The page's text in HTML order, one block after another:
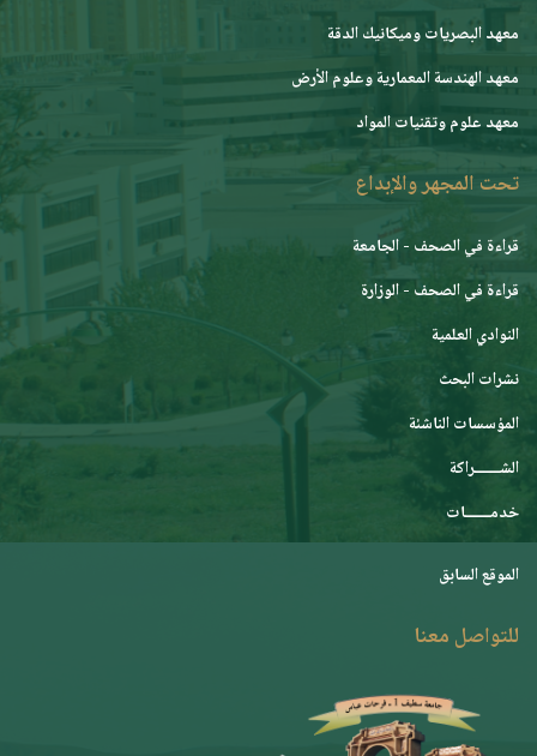
معهد البصريات وميكانيك الدقة
معهد الهندسة المعمارية وعلوم الأرض
معهد علوم وتقنيات المواد
تحت المجهر والإبداع
قراءة في الصحف - الجامعة
قراءة في الصحف - الوزارة
النوادي العلمية
نشرات البحث
المؤسسات الناشئة
الشـــــــراكة
خدمـــــــات
الموقع السابق
للتواصل معنا